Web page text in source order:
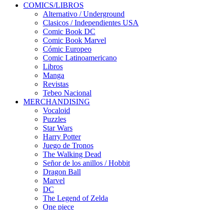
COMICS/LIBROS
Alternativo / Underground
Clasicos / Independientes USA
Comic Book DC
Comic Book Marvel
Cómic Europeo
Comic Latinoamericano
Libros
Manga
Revistas
Tebeo Nacional
MERCHANDISING
Vocaloid
Puzzles
Star Wars
Harry Potter
Juego de Tronos
The Walking Dead
Señor de los anillos / Hobbit
Dragon Ball
Marvel
DC
The Legend of Zelda
One piece